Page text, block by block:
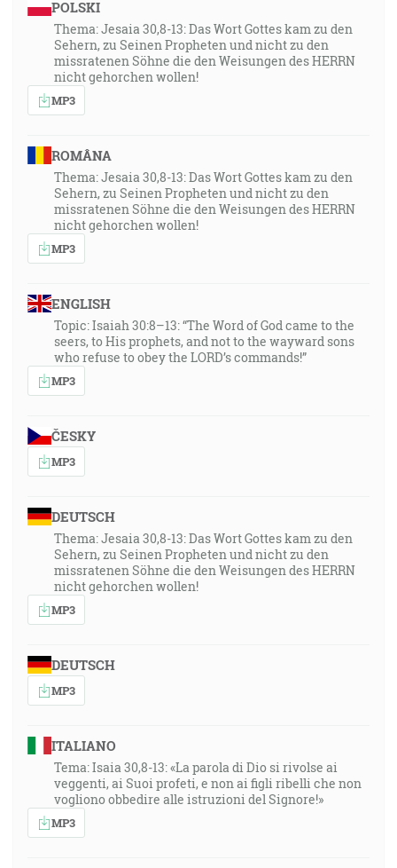
POLSKI
Thema: Jesaia 30,8-13: Das Wort Gottes kam zu den
Sehern, zu Seinen Propheten und nicht zu den
missratenen Söhne die den Weisungen des HERRN
nicht gehorchen wollen!
MP3
ROMÂNA
Thema: Jesaia 30,8-13: Das Wort Gottes kam zu den
Sehern, zu Seinen Propheten und nicht zu den
missratenen Söhne die den Weisungen des HERRN
nicht gehorchen wollen!
MP3
ENGLISH
Topic: Isaiah 30:8–13: “The Word of God came to the
seers, to His prophets, and not to the wayward sons
who refuse to obey the LORD’s commands!”
MP3
ČESKY
MP3
DEUTSCH
Thema: Jesaia 30,8-13: Das Wort Gottes kam zu den
Sehern, zu Seinen Propheten und nicht zu den
missratenen Söhne die den Weisungen des HERRN
nicht gehorchen wollen!
MP3
DEUTSCH
MP3
ITALIANO
Tema: Isaia 30,8-13: «La parola di Dio si rivolse ai
veggenti, ai Suoi profeti, e non ai figli ribelli che non
vogliono obbedire alle istruzioni del Signore!»
MP3